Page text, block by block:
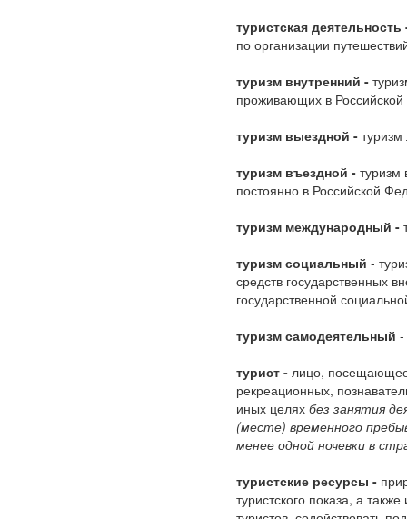
туристская деятельность
по организации
туризм внутренний -
проживающих в
туризм выездной -
туризм въездной - туризм
постоянно в Российской
туризм международный -
туризм социальный -
средств государственных
государственной
туризм самодеятельный -
турист - лицо, посещающее
рекреационных,
иных целях без занятия
(месте) временного
менее одной ночевки в
туристские ресурсы -
туристского показа, а